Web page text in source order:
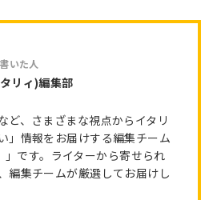
リィ)編集部
ど、さまざまな視点からイタリ
」情報をお届けする編集チーム
」です。ライターから寄せられ
編集チームが厳選してお届けし